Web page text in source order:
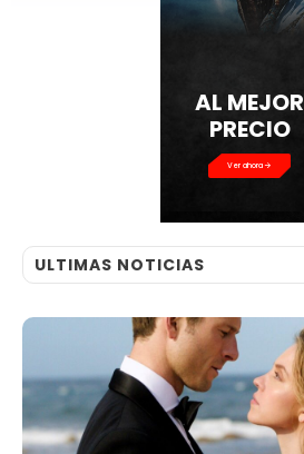
AL MEJOR
PRECIO
Ver ahora
ULTIMAS NOTICIAS